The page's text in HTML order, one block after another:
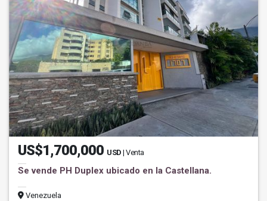
US$1,700,000 USD | Venta
Se vende PH Duplex ubicado en la Castellana.
Venezuela